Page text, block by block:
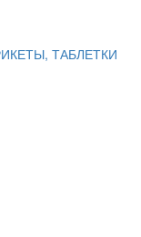
ТАБЛЕТКИ